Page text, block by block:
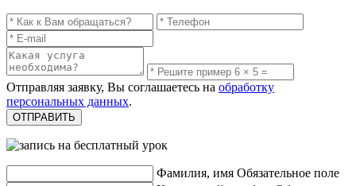
Отправляя заявку, Вы соглашаетесь на обработку
персональных данных.
Фамилия, имя Обязательное поле